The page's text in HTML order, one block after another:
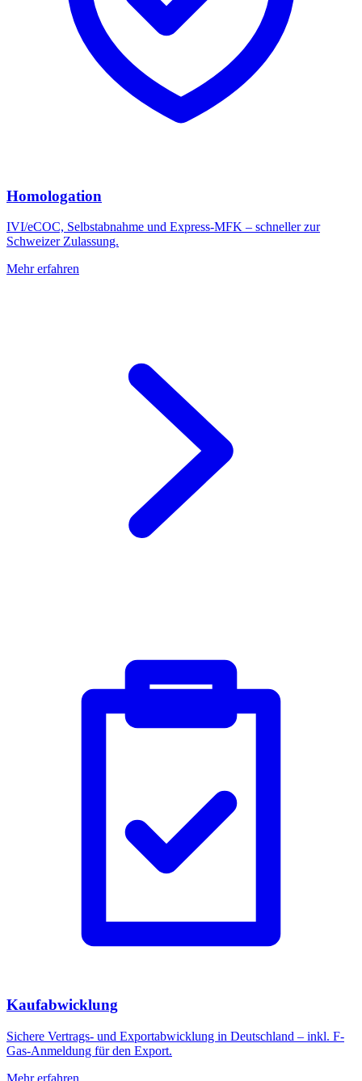
Homologation
IVI/eCOC, Selbstabnahme und Express-MFK – schneller zur
Schweizer Zulassung.
Mehr erfahren
Kaufabwicklung
Sichere Vertrags- und Exportabwicklung in Deutschland – inkl. F-
Gas-Anmeldung für den Export.
Mehr erfahren